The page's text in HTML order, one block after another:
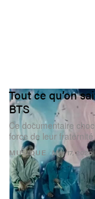
MUSIQUE
Tout ce qu’on
BTS
Ce documentaire
force de leur fraternité.
Mar 17, 2026